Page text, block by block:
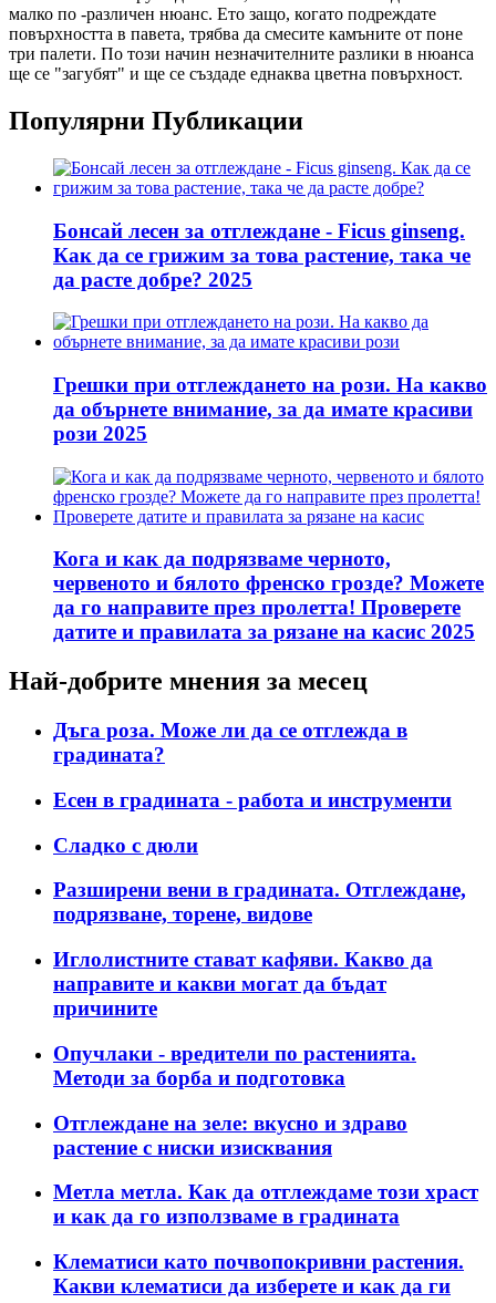
малко по -различен нюанс. Ето защо, когато подреждате
повърхността в павета, трябва да смесите камъните от поне
три палети. По този начин незначителните разлики в нюанса
ще се "загубят" и ще се създаде еднаква цветна повърхност.
Популярни Публикации
Бонсай лесен за отглеждане - Ficus ginseng.
Как да се грижим за това растение, така че
да расте добре? 2025
Грешки при отглеждането на рози. На какво
да обърнете внимание, за да имате красиви
рози 2025
Кога и как да подрязваме черното,
червеното и бялото френско грозде? Можете
да го направите през пролетта! Проверете
датите и правилата за рязане на касис 2025
Най-добрите мнения за месец
Дъга роза. Може ли да се отглежда в
градината?
Есен в градината - работа и инструменти
Сладко с дюли
Разширени вени в градината. Отглеждане,
подрязване, торене, видове
Иглолистните стават кафяви. Какво да
направите и какви могат да бъдат
причините
Опучлаки - вредители по растенията.
Методи за борба и подготовка
Отглеждане на зеле: вкусно и здраво
растение с ниски изисквания
Метла метла. Как да отглеждаме този храст
и как да го използваме в градината
Клематиси като почвопокривни растения.
Какви клематиси да изберете и как да ги